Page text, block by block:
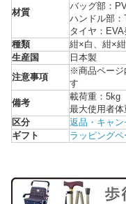
材質
バッグ部：
ハンドル部：
タイヤ：
種類
紺×白、紺×
生産国
日本製
注意事項
※商品ページ
す
備考
載荷重：5kg
最大使用者
区分
返品・キャン
ギフト
ラッピング